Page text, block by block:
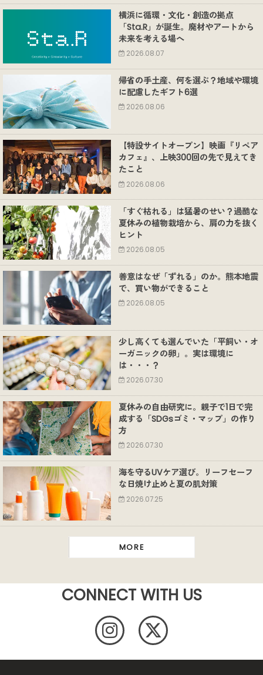
横浜に循環・文化・創造の拠点
「Sta.R」が誕生。廃材やアートから
未来を考える場へ
2026.08.07
帰省の手土産、何を選ぶ？地域や環境
に配慮したギフト6選
2026.08.06
【特設サイトオープン】映画『リペア
カフェ』、上映300回の先で見えてき
たこと
2026.08.06
「すぐ枯れる」は猛暑のせい？過酷な
夏休みの植物栽培から、肩の力を抜く
ヒント
2026.08.05
善意はなぜ「ずれる」のか。熊本地震
で、買い物ができること
2026.08.05
少し高くても選んでいた「平飼い・オ
ーガニックの卵」。実は環境に
は・・・？
2026.07.30
夏休みの自由研究に。親子で1日で完
成する「SDGsゴミ・マップ」の作り
方
2026.07.30
海を守るUVケア選び。リーフセーフ
な日焼け止めと夏の肌対策
2026.07.25
MORE
CONNECT WITH US